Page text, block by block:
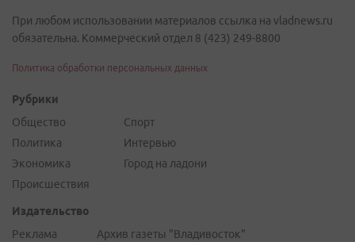
При любом использовании материалов ссылка на vladnews.ru
обязательна. Коммерческий отдел 8 (423) 249-8800
Политика обработки персональных данных
Рубрики
Общество
Политика
Экономика
Происшествия
Спорт
Интервью
Город на ладони
Издательство
Реклама
Архив газеты "Владивосток"